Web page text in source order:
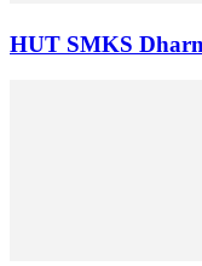
HUT SMKS